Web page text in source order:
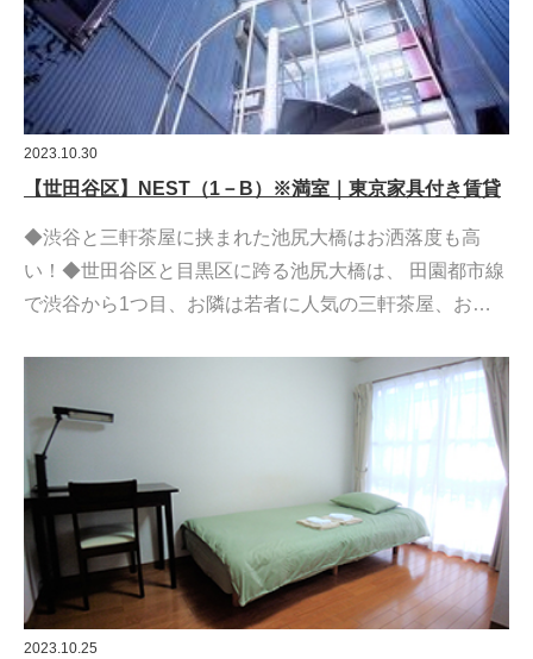
2023.10.30
【世田谷区】NEST（1－B）※満室｜東京家具付き賃貸
◆渋谷と三軒茶屋に挟まれた池尻大橋はお洒落度も高
い！◆世田谷区と目黒区に跨る池尻大橋は、 田園都市線
で渋谷から1つ目、お隣は若者に人気の三軒茶屋、お…
2023.10.25